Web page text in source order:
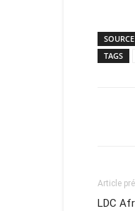
SOURCE
TAGS
Article
LDC